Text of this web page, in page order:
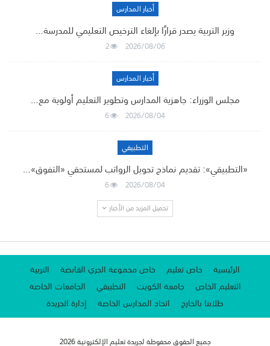
أخبار المدارس
وزير التربية يصدر قرارًا بإلغاء الترخيص التعليمي للمدرسة…
2026/08/06
2
أخبار المدارس
مجلس الوزراء: جاهزية المدارس وتطوير التعليم أولوية مع…
2026/08/04
6
التطبيقي
«التطبيقي»: تقديم نماذج تحويل الرواتب لمستحقي «التفوق»…
2026/08/04
6
تحميل المزيد من الأخبار
الرئيسية خاص تعليم خاص مجموعة الجري القابضة
التربية
التعليم الخاص
جامعة الكويت التطبيقي
الجامعات الخاصة
طلابنا بالخارج
اتحاد المدارس الخاصة إدارة الجريدة
جميع الحقوق محفوظة لجريدة تعليم الإلكترونية 2026